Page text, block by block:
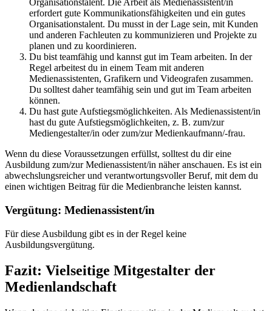
Organisationstalent. Die Arbeit als Medienassistent/in
erfordert gute Kommunikationsfähigkeiten und ein gutes
Organisationstalent. Du musst in der Lage sein, mit Kunden
und anderen Fachleuten zu kommunizieren und Projekte zu
planen und zu koordinieren.
Du bist teamfähig und kannst gut im Team arbeiten. In der
Regel arbeitest du in einem Team mit anderen
Medienassistenten, Grafikern und Videografen zusammen.
Du solltest daher teamfähig sein und gut im Team arbeiten
können.
Du hast gute Aufstiegsmöglichkeiten. Als Medienassistent/in
hast du gute Aufstiegsmöglichkeiten, z. B. zum/zur
Mediengestalter/in oder zum/zur Medienkaufmann/-frau.
Wenn du diese Voraussetzungen erfüllst, solltest du dir eine
Ausbildung zum/zur Medienassistent/in näher anschauen. Es ist ein
abwechslungsreicher und verantwortungsvoller Beruf, mit dem du
einen wichtigen Beitrag für die Medienbranche leisten kannst.
Vergütung: Medienassistent/in
Für diese Ausbildung gibt es in der Regel keine
Ausbildungsvergütung.
Fazit: Vielseitige Mitgestalter der
Medienlandschaft